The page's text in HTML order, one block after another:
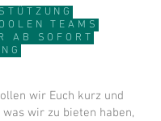
TEAMS
AB SOFORT
wir Euch kurz und
wir zu bieten haben,